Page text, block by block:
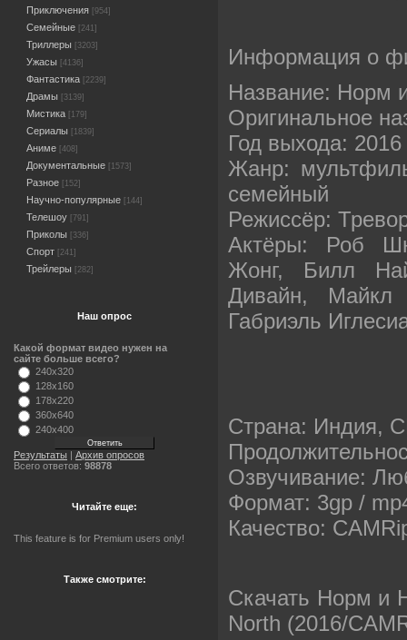
Приключения [954]
Семейные [241]
Триллеры [3203]
Ужасы [4136]
Фантастика [2239]
Драмы [3139]
Мистика [179]
Сериалы [1839]
Аниме [408]
Документальные [1573]
Разное [152]
Научно-популярные [144]
Телешоу [791]
Приколы [336]
Спорт [241]
Трейлеры [282]
Наш опрос
Какой формат видео нужен на
сайте больше всего?
240x320
128x160
178x220
360x640
240x400
Результаты | Архив опросов
Всего ответов: 98878
Читайте еще:
This feature is for Premium users only!
Также смотрите:
Информация о
Название: Норм
Оригинальное
Год выхода: 2016
Жанр:
семейный
Режиссёр:
Актёры: Роб
Жонг, Билл
Дивайн, Майкл
Габриэль
Страна: Индия,
Озвучивание:
Формат: 3gp /
Качество:
Скачать Норм и
North (2016/